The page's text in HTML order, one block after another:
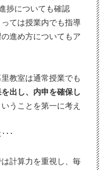
捗についても確認
ては授業内でも指導
進め方についてもア
教室は通常授業でも
出し、内申を確保し
いうことを第一に考え
･･
計算力を重視し、毎